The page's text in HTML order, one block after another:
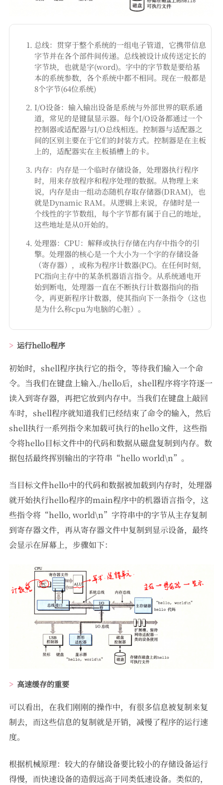
总线：贯穿于整个系统的一组电子管道，它携带信息
字节并在各个部件间传递。总线被设计成传送定长的
字节块，也就是字(word)。字中的字节数是要给基
本的系统参数，各个系统中都不相同。现在一般都是
8个字节(64位系统)
I/O设备：输入输出设备是系统与外部世界的联系通
道，常见的是键鼠显示器。每个I/O设备都通过一个
控制器或适配器与I/O总线相连。控制器与适配器之
间的区别主要在于它们的封装方式。控制器是在主板
上的，适配器实在主板插槽上的卡。
内存：内存是一个临时存储设备，处理器执行程序
时，用来存放程序和程序处理的数据。从物理上来
说，内存是由一组动态随机存取存储器(DRAM)，也
就是Dynamic RAM。从逻辑上来说，存储时是一
个线性的字节数组，每个字节都有属于自己的地址，
这些地址是从0开始的。
处理器：CPU：解释或执行存储在内存中指令的引
擎。处理器的核心是一个大小为一个字的存储设备
（寄存器），或称为程序计数器(PC)。在任何时刻，
PC指向主存中的某条机器语言指令。从系统通电开
始到断电，处理器一直在不断执行计数器指向的指
令，再更新程序计数器，使其指向下一条指令（这也
是为什么称cpu为电脑的心脏）。
运行hello程序
初始时，shell程序执行它的指令，等待我们输入一个命
令。当我们在键盘上输入./hello后，shell程序将字符逐一
读入到寄存器，再把它放到内存中。当我们在键盘上敲回
车时，shell程序就知道我们已经结束了命令的输入，然后
shell执行一系列指令来加载可执行的hello文件，这些指
令将hello目标文件中的代码和数据从磁盘复制到内存。数
据包括最终挥别输出的字符串“hello world\n”。
当目标文件hello中的代码和数据被加载到内存时，处理器
就开始执行hello程序的main程序中的机器语言指令，这
些指令将“hello, world\n”字符串中的字节从主存复制
到寄存器文件，再从寄存器文件中复制到显示设备，最终
会显示在屏幕上，步骤如下：
高速缓存的重要
可以看出，在我们刚刚的操作中，有很多信息被复制来复
制去，而这些信息的复制就是开销，减慢了程序的运行速
度。
根据机械原理：较大的存储设备要比较小的存储设备运行
得慢，而快速设备的造假远高于同类低速设备。类似的，